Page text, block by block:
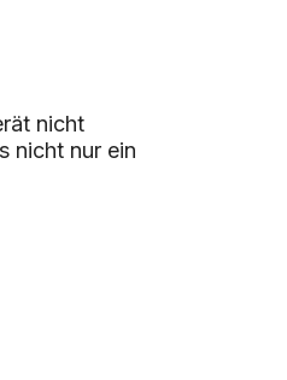
nicht
nicht nur ein